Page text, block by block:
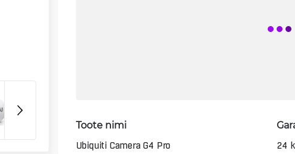
Toote nimi
Ubiquiti Camera G4 Pro
24